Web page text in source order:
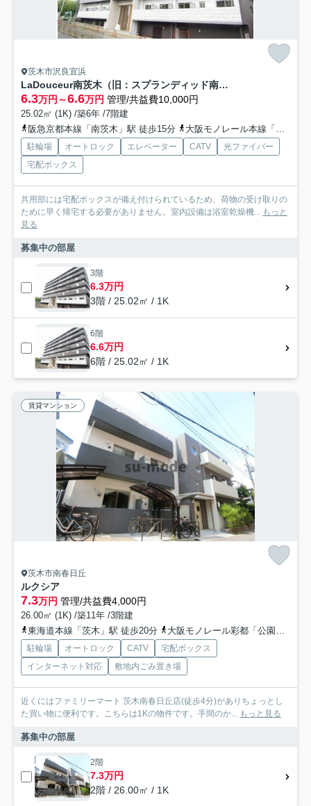
茨木市沢良宜浜
LaDouceur南茨木（旧：スプランディッド南茨木）
6.3万円～6.6万円 管理/共益費10,000円
25.02㎡ (1K) /築6年 /7階建
阪急京都本線「南茨木」駅 徒歩15分
大阪モノレール本線「沢良宜」駅 徒歩4分
駐輪場 オートロック エレベーター CATV
光ファイバー
宅配ボックス
共用部には宅配ボックスが備え付けられているため、荷物の受け取りの
ために早く帰宅する必要がありません。室内設備は浴室乾燥機... もっと
見る
募集中の部屋
3階
6.3万円
3階 / 25.02㎡ / 1K
6階
6.6万円
6階 / 25.02㎡ / 1K
賃貸マンション
茨木市南春日丘
ルクシア
7.3万円 管理/共益費4,000円
26.00㎡ (1K) /築11年 /3階建
東海道本線「茨木」駅 徒歩20分
大阪モノレール彩都「公園東口」駅 徒歩10分
駐輪場 オートロック CATV
宅配ボックス
インターネット対応
敷地内ごみ置き場
近くにはファミリーマート 茨木南春日丘店(徒歩4分)がありちょっとし
た買い物に便利です。こちらは1Kの物件です。手間のか... もっと見る
募集中の部屋
2階
7.3万円
2階 / 26.00㎡ / 1K